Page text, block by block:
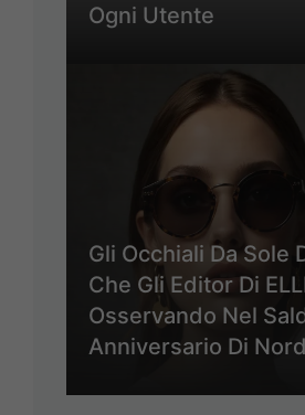
Ogni Utente
Gli Occhiali Da Sole
Che Gli Editor Di
Osservando Nel
Anniversario Di